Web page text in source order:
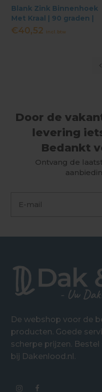
Blank Zink Binnenhoek
Met Kraal | 90 graden |
Kliksysteem
€40,52 Incl. btw
Door de
levering
Bedankt
Ontvang de
De webshop voor de
producten. Goede
scherpe prijzen.
bij Dakenlood.nl.